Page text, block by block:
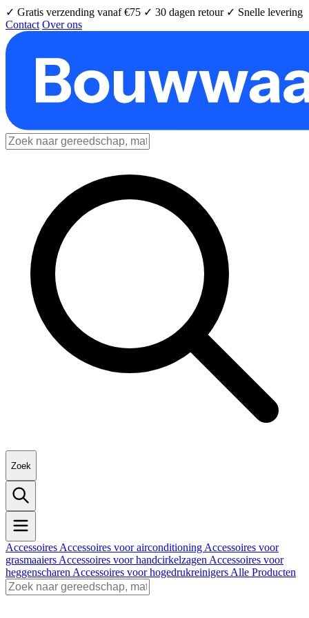
✓ Gratis verzending vanaf €75 ✓ 30 dagen retour ✓ Snelle levering
Contact Over ons
Zoek
Accessoires Accessoires voor airconditioning Accessoires voor
grasmaaiers Accessoires voor handcirkelzagen Accessoires voor
heggenscharen Accessoires voor hogedrukreinigers Alle Producten